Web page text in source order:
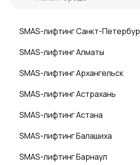
SMAS-лифтинг Санкт-
SMAS-лифтинг Алматы
SMAS-лифтинг Архангельск
SMAS-лифтинг Астрахань
SMAS-лифтинг Астана
SMAS-лифтинг Балашиха
SMAS-лифтинг Барнаул